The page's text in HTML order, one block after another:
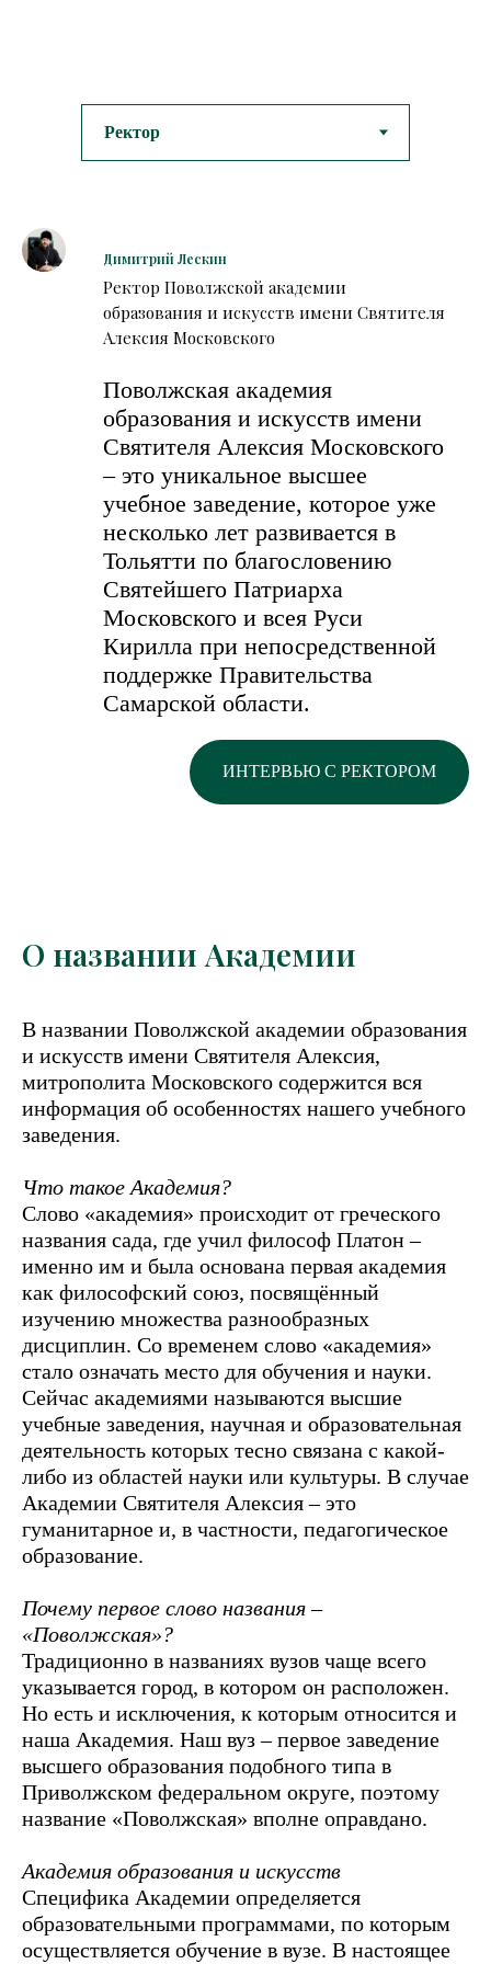
Димитрий Лескин
Ректор Поволжской академии
образования и искусств имени Святителя
Алексия Московского
Поволжская академия
образования и искусств имени
Святителя Алексия Московского
– это уникальное высшее
учебное заведение, которое уже
несколько лет развивается в
Тольятти по благословению
Святейшего Патриарха
Московского и всея Руси
Кирилла при непосредственной
поддержке Правительства
Самарской области.
ИНТЕРВЬЮ С РЕКТОРОМ
О названии Академии
В названии Поволжской академии образования
и искусств имени Святителя Алексия,
митрополита Московского содержится вся
информация об особенностях нашего учебного
заведения.
Что такое Академия?
Слово «академия» происходит от греческого
названия сада, где учил философ Платон –
именно им и была основана первая академия
как философский союз, посвящённый
изучению множества разнообразных
дисциплин. Со временем слово «академия»
стало означать место для обучения и науки.
Сейчас академиями называются высшие
учебные заведения, научная и образовательная
деятельность которых тесно связана с какой-
либо из областей науки или культуры. В случае
Академии Святителя Алексия – это
гуманитарное и, в частности, педагогическое
образование.
Почему первое слово названия –
«Поволжская»?
Традиционно в названиях вузов чаще всего
указывается город, в котором он расположен.
Но есть и исключения, к которым относится и
наша Академия. Наш вуз – первое заведение
высшего образования подобного типа в
Приволжском федеральном округе, поэтому
название «Поволжская» вполне оправдано.
Академия образования и искусств
Специфика Академии определяется
образовательными программами, по которым
осуществляется обучение в вузе. В настоящее